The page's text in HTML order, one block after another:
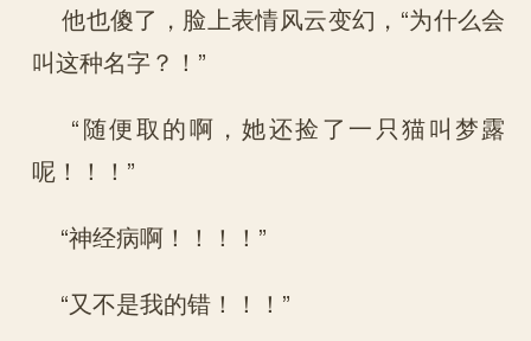
他也傻了，脸上表情风云变幻，“为什么会
叫这种名字？！”
“随便取的啊，她还捡了一只猫叫梦露
呢！！！”
“神经病啊！！！！”
“又不是我的错！！！”